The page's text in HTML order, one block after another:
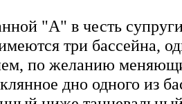
"А" в честь
три бассейна,
по желанию
дно одного из